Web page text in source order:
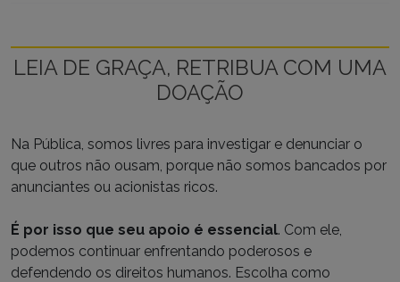
LEIA DE GRAÇA, RETRIBUA COM UMA
DOAÇÃO
Na Pública, somos livres para investigar e denunciar o
que outros não ousam, porque não somos bancados por
anunciantes ou acionistas ricos.
É por isso que seu apoio é essencial. Com ele,
podemos continuar enfrentando poderosos e
defendendo os direitos humanos. Escolha como